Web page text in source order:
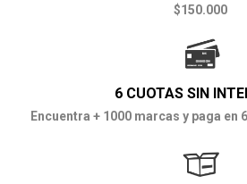
$150.000
6 CUOTAS SIN
Encuentra + 1000 marcas y paga